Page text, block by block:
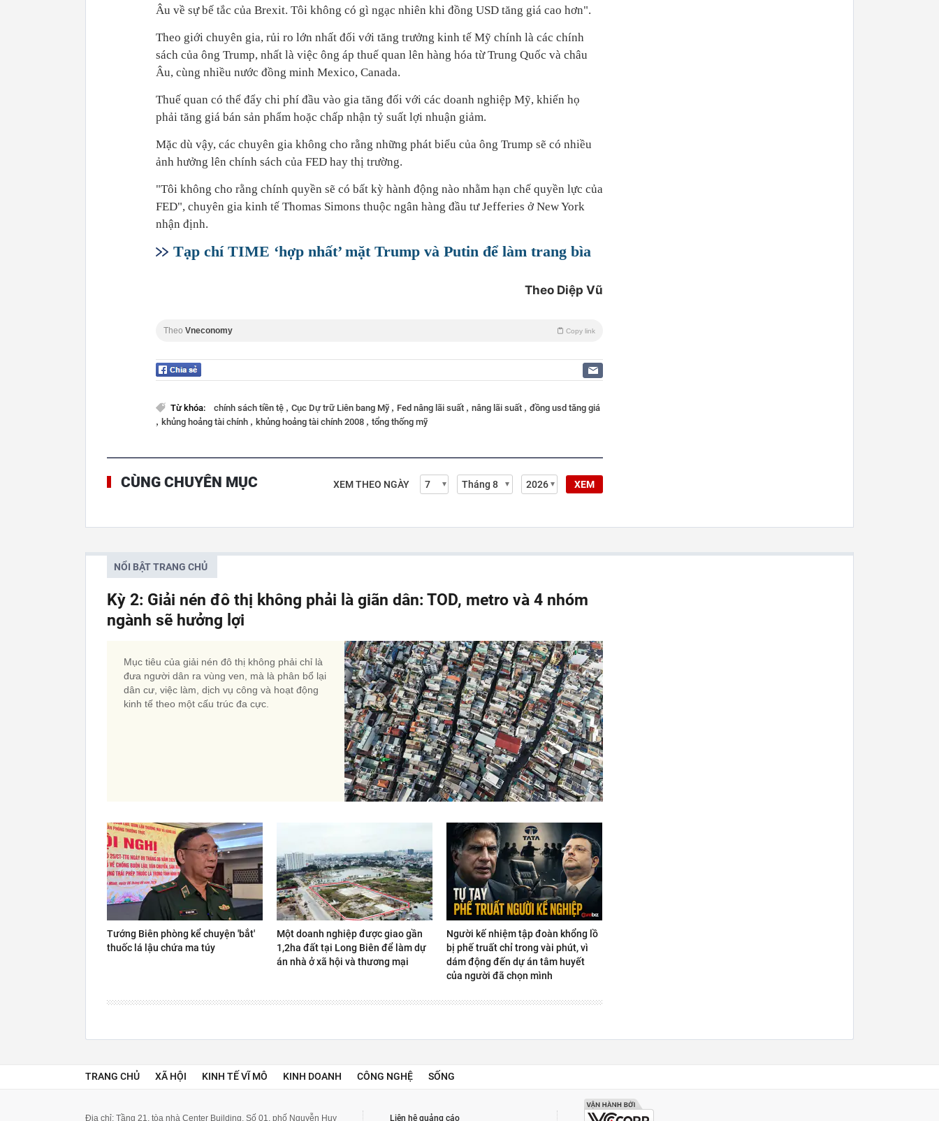
Âu về sự bế tắc của Brexit. Tôi không có gì ngạc nhiên khi đồng USD tăng giá cao hơn".
Theo giới chuyên gia, rủi ro lớn nhất đối với tăng trưởng kinh tế Mỹ chính là các chính
sách của ông Trump, nhất là việc ông áp thuế quan lên hàng hóa từ Trung Quốc và châu
Âu, cùng nhiều nước đồng minh Mexico, Canada.
Thuế quan có thể đẩy chi phí đầu vào gia tăng đối với các doanh nghiệp Mỹ, khiến họ
phải tăng giá bán sản phẩm hoặc chấp nhận tỷ suất lợi nhuận giảm.
Mặc dù vậy, các chuyên gia không cho rằng những phát biểu của ông Trump sẽ có nhiều
ảnh hưởng lên chính sách của FED hay thị trường.
"Tôi không cho rằng chính quyền sẽ có bất kỳ hành động nào nhằm hạn chế quyền lực của
FED", chuyên gia kinh tế Thomas Simons thuộc ngân hàng đầu tư Jefferies ở New York
nhận định.
Tạp chí TIME ‘hợp nhất’ mặt Trump và Putin để làm trang bìa
Theo Diệp Vũ
Theo Vneconomy Copy link
Từ khóa: chính sách tiền tệ , Cục Dự trữ Liên bang Mỹ , Fed nâng lãi suất , nâng lãi suất , đồng usd tăng giá
, khủng hoảng tài chính , khủng hoảng tài chính 2008 , tổng thống mỹ
CÙNG CHUYÊN MỤC XEM THEO NGÀY XEM
NỔI BẬT TRANG CHỦ
Kỳ 2: Giải nén đô thị không phải là giãn dân: TOD, metro và 4 nhóm
ngành sẽ hưởng lợi
Mục tiêu của giải nén đô thị không phải chỉ là
đưa người dân ra vùng ven, mà là phân bổ lại
dân cư, việc làm, dịch vụ công và hoạt động
kinh tế theo một cấu trúc đa cực.
Tướng Biên phòng kể chuyện 'bắt'
thuốc lá lậu chứa ma túy
Một doanh nghiệp được giao gần
1,2ha đất tại Long Biên để làm dự
án nhà ở xã hội và thương mại
Người kế nhiệm tập đoàn khổng lồ
bị phế truất chỉ trong vài phút, vì
dám động đến dự án tâm huyết
của người đã chọn mình
TRANG CHỦ XÃ HỘI KINH TẾ VĨ MÔ KINH DOANH CÔNG NGHỆ SỐNG
Địa chỉ: Tầng 21, tòa nhà Center Building. Số 01, phố Nguyễn Huy Liên hệ quảng cáo